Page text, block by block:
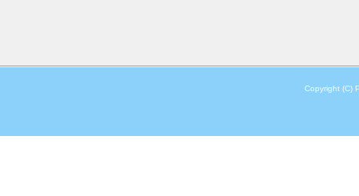
Copyright (C)